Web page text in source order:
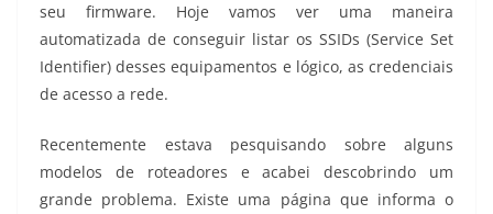
seu firmware. Hoje vamos ver uma maneira
automatizada de conseguir listar os SSIDs (Service Set
Identifier) desses equipamentos e lógico, as credenciais
de acesso a rede.
Recentemente estava pesquisando sobre alguns
modelos de roteadores e acabei descobrindo um
grande problema. Existe uma página que informa o